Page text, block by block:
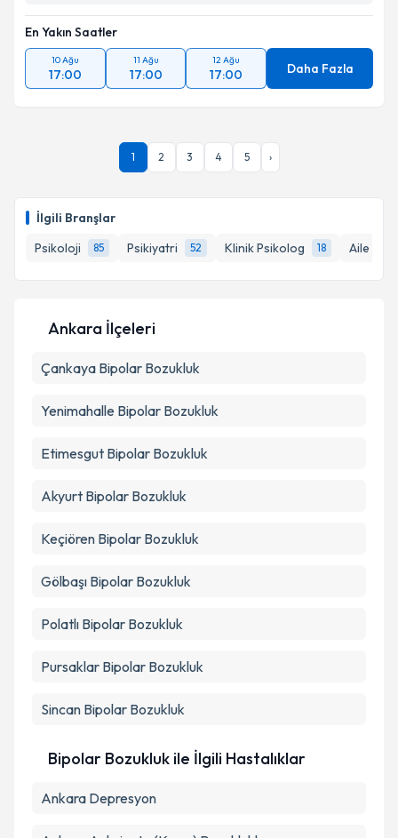
İlgili Branşlar
Psikoloji
85 Psikiyatri 52 Klinik Psikolog 18 Aile
En Yakın Saatler
10 Ağu
17:00
11 Ağu
17:00
12 Ağu
17:00 Daha Fazla
1 2 3 4 5 ›
Ankara İlçeleri
Çankaya Bipolar Bozukluk
Yenimahalle Bipolar Bozukluk
Etimesgut Bipolar Bozukluk
Akyurt Bipolar Bozukluk
Keçiören Bipolar Bozukluk
Gölbaşı Bipolar Bozukluk
Polatlı Bipolar Bozukluk
Pursaklar Bipolar Bozukluk
Sincan Bipolar Bozukluk
Bipolar Bozukluk ile İlgili Hastalıklar
Ankara Depresyon